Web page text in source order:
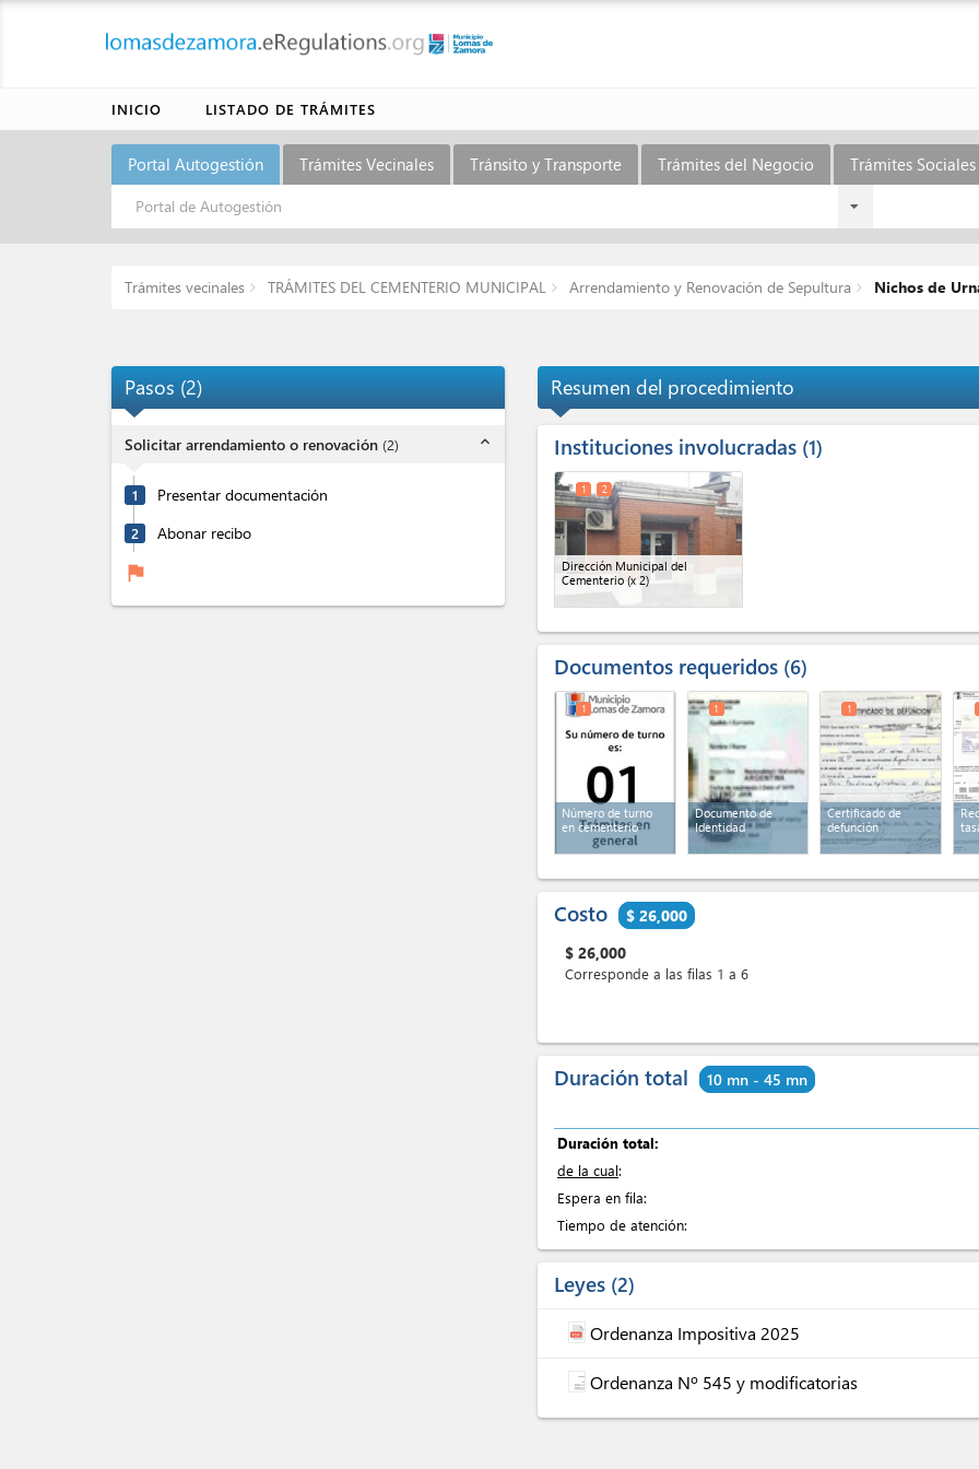
INICIO LISTADO DE TRÁMITES
Portal Autogestión Trámites Vecinales Tránsito y Transporte Trámites del Negocio Trámites
Portal de Autogestión
Trámites vecinales TRÁMITES DEL CEMENTERIO MUNICIPAL Arrendamiento y Renovación de Sepultura Nichos de
Pasos (2)
Solicitar arrendamiento o renovación (2) expand_less
1 Presentar documentación
2 Abonar recibo
flag
Resumen del procedimiento
Instituciones involucradas 1
Dirección Municipal del
Cementerio (x 2)
1 2
Documentos requeridos 6
Número de turno
en cementerio
1
Documento de
Identidad
1
Certificado de
defunción
1
Costo $ 26,000
$ 26,000
Corresponde a las filas 1 a 6
Duración total 10 mn - 45 mn
Duración total:
de la cual:
Espera en fila:
Tiempo de atención:
Leyes 2
Ordenanza Impositiva 2025
Ordenanza Nº 545 y modificatorias